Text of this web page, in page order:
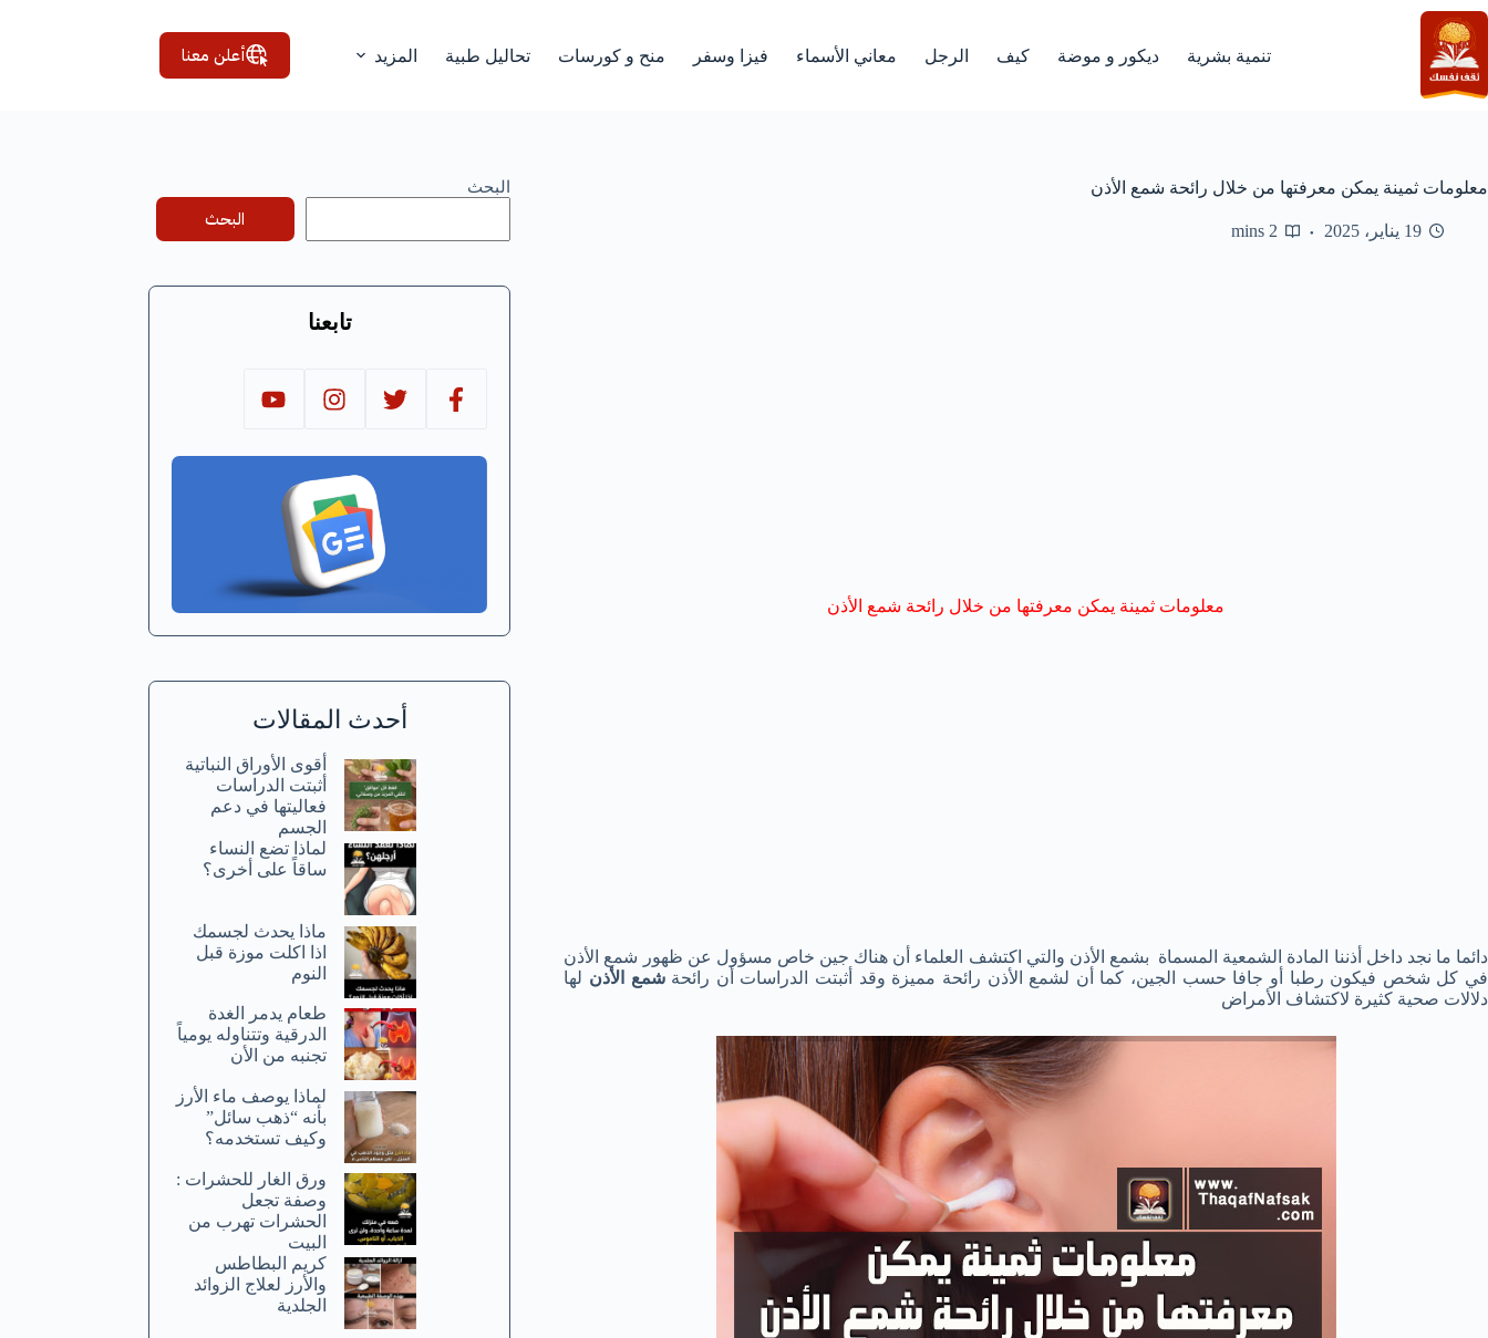
التجاوز
إلى
المحتوى
تنمية بشرية ديكور و موضة كيف الرجل معاني الأسماء فيزا وسفر منح و كورسات تحاليل طبية المزيد أعلن معنا
معلومات ثمينة يمكن معرفتها من خلال رائحة شمع الأذن
19 يناير، 2025 2 mins
معلومات ثمينة يمكن معرفتها من خلال رائحة شمع الأذن
دائما ما نجد داخل أذننا المادة الشمعية المسماة بشمع الأذن والتي اكتشف العلماء أن هناك جين خاص مسؤول عن ظهور شمع الأذن
في كل شخص فيكون رطبا أو جافا حسب الجين، كما أن لشمع الأذن رائحة مميزة وقد أثبتت الدراسات أن رائحةشمع الأذن لها
دلالات صحية كثيرة لاكتشاف الأمراض
البحث
البحث
تابعنا
أحدث المقالات
أقوى الأوراق النباتية
أثبتت الدراسات
فعاليتها في دعم
الجسم
لماذا تضع النساء
ساقاً على أخرى؟
ماذا يحدث لجسمك
اذا اكلت موزة قبل
النوم
طعام يدمر الغدة
الدرقية وتتناوله يومياً
تجنبه من الأن
لماذا يوصف ماء الأرز
بأنه “ذهب سائل”
وكيف تستخدمه؟
ورق الغار للحشرات :
وصفة تجعل
الحشرات تهرب من
البيت
كريم البطاطس
والأرز لعلاج الزوائد
الجلدية